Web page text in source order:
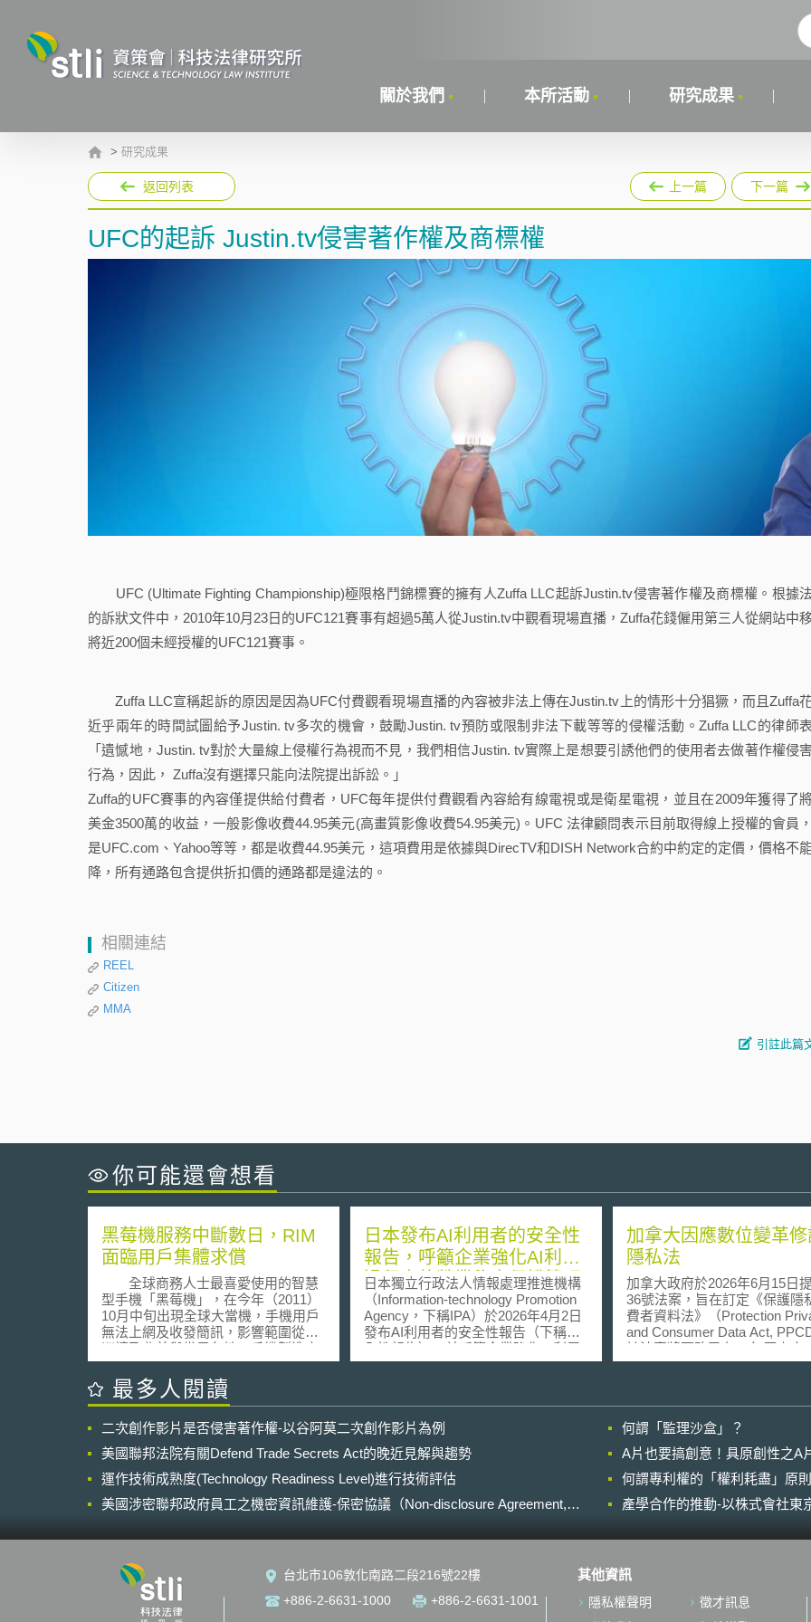
關於我們 本所活動 研究成果
> 研究成果
返回列表 上一篇 下一篇
UFC的起訴 Justin.tv侵害著作權及商標權
UFC (Ultimate Fighting Championship)極限格鬥錦標賽的擁有人Zuffa LLC起訴Justin.tv侵害著作權及商標權。根據
的訴狀文件中，2010年10月23日的UFC121賽事有超過5萬人從Justin.tv中觀看現場直播，Zuffa花錢僱用第三人從網站中
將近200個未經授權的UFC121賽事。
Zuffa LLC宣稱起訴的原因是因為UFC付費觀看現場直播的內容被非法上傳在Justin.tv上的情形十分猖獗，而且Zuffa
近乎兩年的時間試圖給予Justin. tv多次的機會，鼓勵Justin. tv預防或限制非法下載等等的侵權活動。Zuffa LLC的律師
「遺憾地，Justin. tv對於大量線上侵權行為視而不見，我們相信Justin. tv實際上是想要引誘他們的使用者去做著作權侵
行為，因此， Zuffa沒有選擇只能向法院提出訴訟。」
Zuffa的UFC賽事的內容僅提供給付費者，UFC每年提供付費觀看內容給有線電視或是衛星電視，並且在2009年獲得了
美金3500萬的收益，一般影像收費44.95美元(高畫質影像收費54.95美元)。UFC 法律顧問表示目前取得線上授權的會員
是UFC.com、Yahoo等等，都是收費44.95美元，這項費用是依據與DirecTV和DISH Network合約中約定的定價，價格不
降，所有通路包含提供折扣價的通路都是違法的。
相關連結
REEL
Citizen
MMA
引註此篇
你可能還會想看
黑莓機服務中斷數日，RIM
面臨用戶集體求償
全球商務人士最喜愛使用的智慧
型手機「黑莓機」，在今年（2011）
10月中旬出現全球大當機，手機用戶
無法上網及收發簡訊，影響範圍從歐
洲擴及北美與世界各地。手機製造商
Research In Motion (RIM)的首席執行
長Mike Lazaridis在官網上以視訊公開
向全球用戶道歉，並提出可免費下載
此舉無法平息用戶的怒火，許多使用
者正打算對RIM提出訴訟求償，因為
中斷服務害他們錯失許多訊息與會議
時間。 加拿大魁北克的高等法院
就收到使用者對RIM要求經濟補償的
集體訴訟，因為RIM所提出的補償措
失。若法院認同訴訟主張，RIM遭求
償的總額或許很高，不過使用者提出
的訴求是中斷服務的1.5天，他們無法
使用月付25元加幣的無線網路服務，
因此按比例分攤每件可能僅1.25元。
日本發布AI利用者的安全性
報告，呼籲企業強化AI利用
過程中的營業秘密保護管理
措施
日本獨立行政法人情報處理推進機構
（Information-technology Promotion
Agency，下稱IPA）於2026年4月2日
發布AI利用者的安全性報告（下稱安
全性報告），並呼籲企業強化AI利用
過程中的營業秘密保護管理措施。 近
險亦層出不窮。IPA針對其於今(2026)
年1月發布之10大資訊安全威脅中的
第三位風險，即AI應用所帶來的網路
風險，發布安全性報告，期協助企業
降低AI利用過程中的營業秘密外洩風
險。 安全性報告指出，有高達67%的
AI，且有高達77%會直接將公司內部
框。由於雲端AI係藉由網路串接方式
提供AI服務，因此人員若將企業之營
業秘密輸入AI中，即意味著將企業之
加拿大因應數位變革
隱私法
加拿大政府於2026年6月15日
36號法案，旨在訂定《保護隱
費者資料法》（Protection
and Consumer Data Act,
該法案將更改已有25年歷史之
資料保護與電子文件法》（
於隱私保護之規範，以更全面
之法律框架保障個人隱私權利
PPCDA僅為草案，現仍在一
壹、事件摘要 加拿大現行私部門之隱
私法規已執行25年，然而隨著
及、深偽技術之出現、演算法
新興隱私問題，加拿大政府認
門之隱私規範能因應數位時代
私風險。為此，加拿大創新、
經濟發展部（Innovation,
最多人閱讀
二次創作影片是否侵害著作權-以谷阿莫二次創作影片為例
何謂「監理沙盒」？
美國聯邦法院有關Defend Trade Secrets Act的晚近見解與趨勢
A片也要搞創意！具原創性之A
運作技術成熟度(Technology Readiness Level)進行技術評估
何謂專利權的「權利耗盡」原
美國涉密聯邦政府員工之機密資訊維護-保密協議（Non-disclosure Agreement,
產學合作的推動-以株式會社東
台北市106敦化南路二段216號22樓
+886-2-6631-1000
+886-2-6631-1001
其他資訊
隱私權聲明
徵才訊息